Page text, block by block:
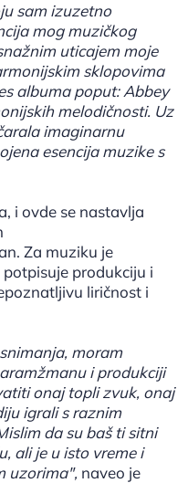
sam izuzetno
mog muzičkog
uticajem moje
sklopovima
albuma poput: Abbey
melodičnosti. Uz
imaginarnu
esencija muzike s
i ovde se nastavlja
Za muziku je
produkciju i
liričnost i
moram
i produkciji
onaj topli zvuk, onaj
igrali s raznim
da su baš ti sitni
ali je u isto vreme i
uzorima", naveo je